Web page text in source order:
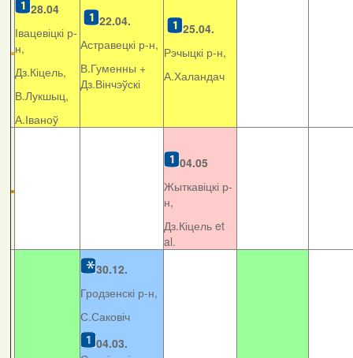
28.04
Івацевіцкі р-
н,
Дз.Кіцель,
В.Лукшыц,
А.Іваноў
22.04.
Астравецкі р-н,
В.Гуменны +
Дз.Вінчэўскі
25.04.
Рэчыцкі р-н,
А.Халандач
04.05
Жыткавіцкі р-
н,
Дз.Кіцель et
al.
30.12.
Гродзенскі р-н,
С.Саковіч
04.03.